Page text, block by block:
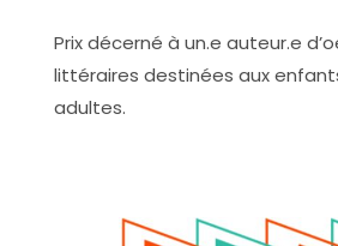
Prix décerné à un.e auteur.e
littéraires destinées aux
adultes.